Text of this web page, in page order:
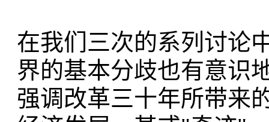
在我们三次的系列讨论
界的基本分歧也有意识
强调改革三十年所带来